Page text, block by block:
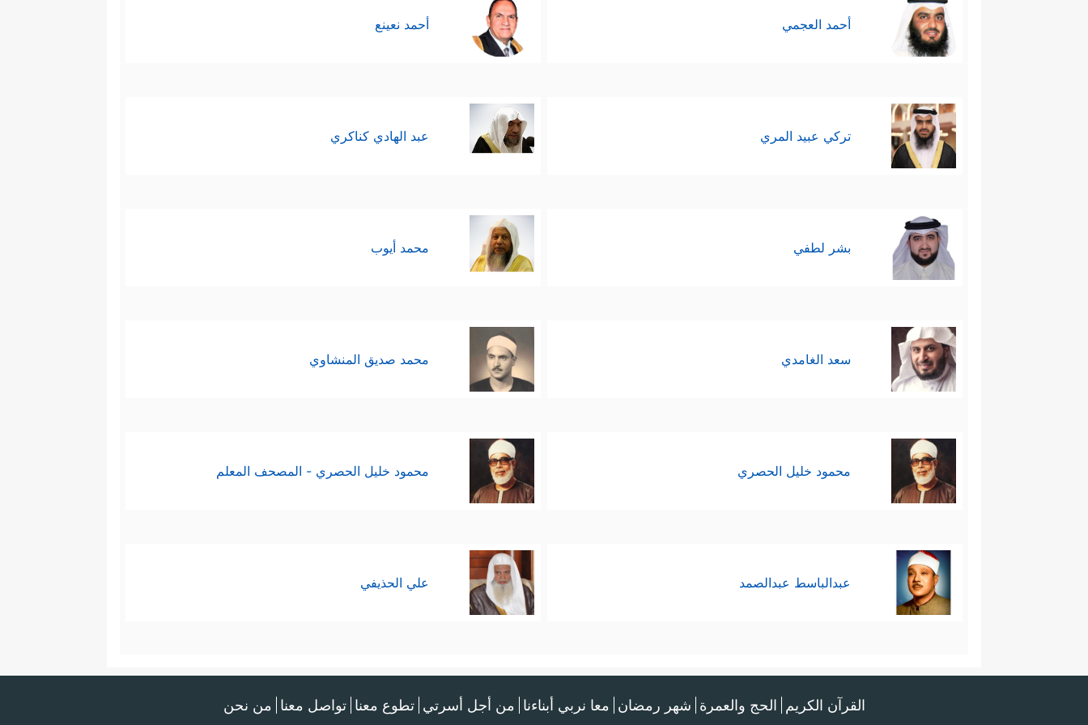
أحمد العجمي أحمد نعينع
تركي عبيد المري عبد الهادي كناكري
بشر لطفي محمد أيوب
سعد الغامدي محمد صديق المنشاوي
محمود خليل الحصري محمود خليل الحصري - المصحف المعلم
عبدالباسط عبدالصمد علي الحذيفي
القرآن الكريم الحج والعمرة شهر رمضان معا نربي أبناءنا من أجل أسرتي تطوع معنا تواصل معنا من نحن